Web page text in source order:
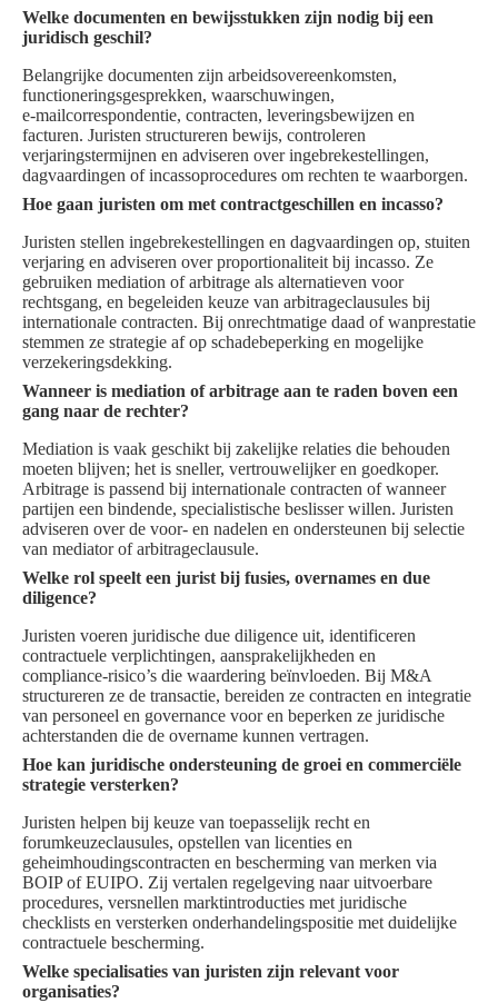
Welke documenten en bewijsstukken zijn nodig bij een
juridisch geschil?
Belangrijke documenten zijn arbeidsovereenkomsten,
functioneringsgesprekken, waarschuwingen,
e‑mailcorrespondentie, contracten, leveringsbewijzen en
facturen. Juristen structureren bewijs, controleren
verjaringstermijnen en adviseren over ingebrekestellingen,
dagvaardingen of incassoprocedures om rechten te waarborgen.
Hoe gaan juristen om met contractgeschillen en incasso?
Juristen stellen ingebrekestellingen en dagvaardingen op, stuiten
verjaring en adviseren over proportionaliteit bij incasso. Ze
gebruiken mediation of arbitrage als alternatieven voor
rechtsgang, en begeleiden keuze van arbitrageclausules bij
internationale contracten. Bij onrechtmatige daad of wanprestatie
stemmen ze strategie af op schadebeperking en mogelijke
verzekeringsdekking.
Wanneer is mediation of arbitrage aan te raden boven een
gang naar de rechter?
Mediation is vaak geschikt bij zakelijke relaties die behouden
moeten blijven; het is sneller, vertrouwelijker en goedkoper.
Arbitrage is passend bij internationale contracten of wanneer
partijen een bindende, specialistische beslisser willen. Juristen
adviseren over de voor- en nadelen en ondersteunen bij selectie
van mediator of arbitrageclausule.
Welke rol speelt een jurist bij fusies, overnames en due
diligence?
Juristen voeren juridische due diligence uit, identificeren
contractuele verplichtingen, aansprakelijkheden en
compliance‑risico’s die waardering beïnvloeden. Bij M&A
structureren ze de transactie, bereiden ze contracten en integratie
van personeel en governance voor en beperken ze juridische
achterstanden die de overname kunnen vertragen.
Hoe kan juridische ondersteuning de groei en commerciële
strategie versterken?
Juristen helpen bij keuze van toepasselijk recht en
forumkeuzeclausules, opstellen van licenties en
geheimhoudingscontracten en bescherming van merken via
BOIP of EUIPO. Zij vertalen regelgeving naar uitvoerbare
procedures, versnellen marktintroducties met juridische
checklists en versterken onderhandelingspositie met duidelijke
contractuele bescherming.
Welke specialisaties van juristen zijn relevant voor
organisaties?